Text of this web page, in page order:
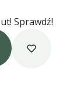
Sprawdź!